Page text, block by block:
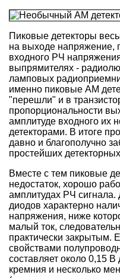
Пиковые детекторы
на выходе напряжение,
входного РЧ
выпрямителях -
ламповых
именно пиковые AM
"перешли" и в
пропорциональности
амплитуде входного их
детекторами. В итоге
давно и благополучно
простейших
Вместе с тем пиковые
недостаток, хорошо
амплитудах РЧ
диодов характерно
напряжения, ниже
малый ток,
практически закрытым.
свойствами
составляет около 0,15
кремния и несколько